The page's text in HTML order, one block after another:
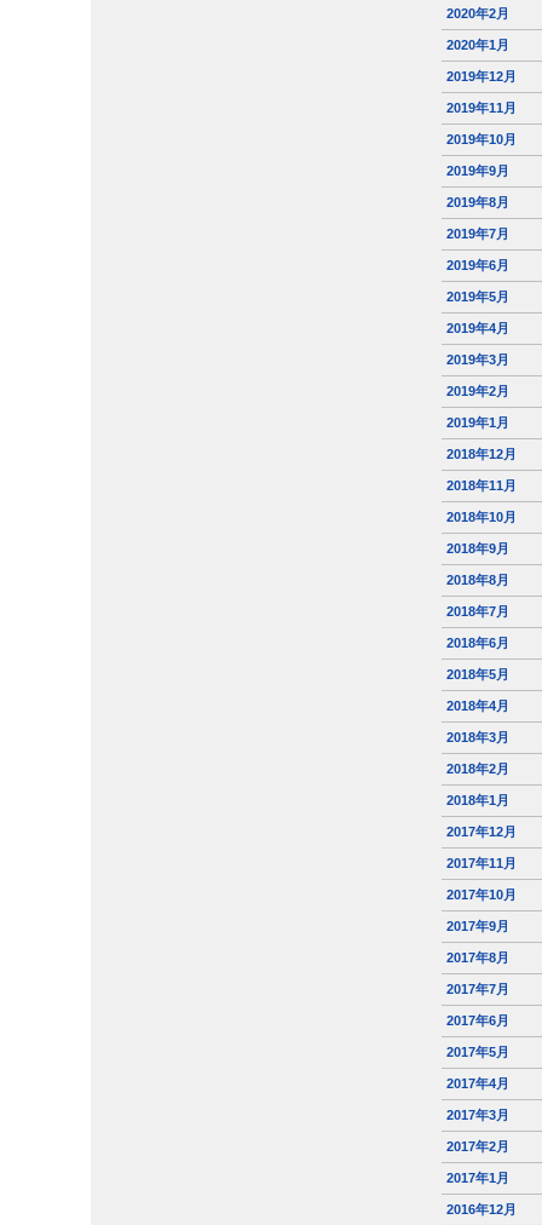
2020年2月
2020年1月
2019年12月
2019年11月
2019年10月
2019年9月
2019年8月
2019年7月
2019年6月
2019年5月
2019年4月
2019年3月
2019年2月
2019年1月
2018年12月
2018年11月
2018年10月
2018年9月
2018年8月
2018年7月
2018年6月
2018年5月
2018年4月
2018年3月
2018年2月
2018年1月
2017年12月
2017年11月
2017年10月
2017年9月
2017年8月
2017年7月
2017年6月
2017年5月
2017年4月
2017年3月
2017年2月
2017年1月
2016年12月